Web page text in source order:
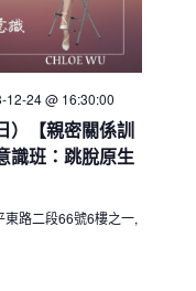
）【親密關係訓
識班：跳脫原生
12-24 @ 16:30:00
東路二段66號6樓之一,